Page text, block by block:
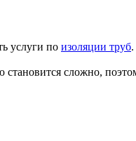
услуги по изоляции труб.
сложно,